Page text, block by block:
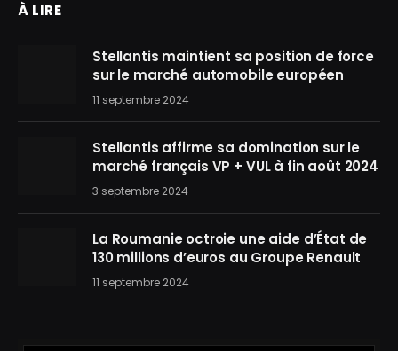
À LIRE
Stellantis maintient sa position de force
sur le marché automobile européen
11 septembre 2024
Stellantis affirme sa domination sur le
marché français VP + VUL à fin août 2024
3 septembre 2024
La Roumanie octroie une aide d’État de
130 millions d’euros au Groupe Renault
11 septembre 2024